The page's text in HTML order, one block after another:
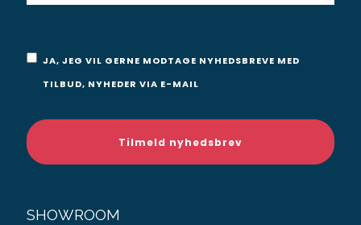
Samtykke
JA, JEG VIL GERNE MODTAGE NYHEDSBREVE MED
TILBUD, NYHEDER VIA E-MAIL
SHOWROOM